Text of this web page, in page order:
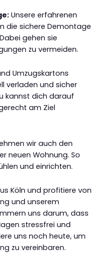
Unsere erfahrenen
die sichere Demontage
gehen sie
zu vermeiden.
Umzugskartons
verladen und sicher
kannst dich darauf
am Ziel
wir auch den
neuen Wohnung. So
und einrichten.
Köln und profitiere von
und unserem
uns darum, dass
stressfrei und
uns noch heute, um
zu vereinbaren.